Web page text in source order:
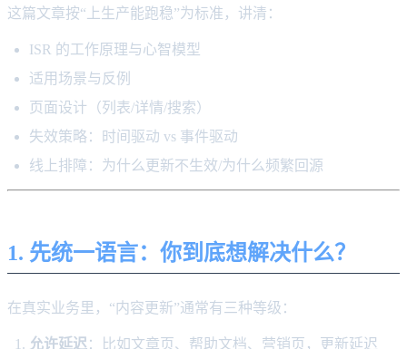
这篇文章按“上生产能跑稳”为标准，讲清：
ISR 的工作原理与心智模型
适用场景与反例
页面设计（列表/详情/搜索）
失效策略：时间驱动 vs 事件驱动
线上排障：为什么更新不生效/为什么频繁回源
1. 先统一语言：你到底想解决什么？
在真实业务里，“内容更新”通常有三种等级：
允许延迟 ：比如文章页、帮助文档、营销页，更新延迟